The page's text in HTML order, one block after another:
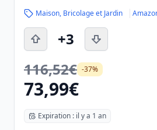
Maison, Bricolage et Jardin
+3
116,52€ -37%
73,99€
Expiration : il y a 1 an